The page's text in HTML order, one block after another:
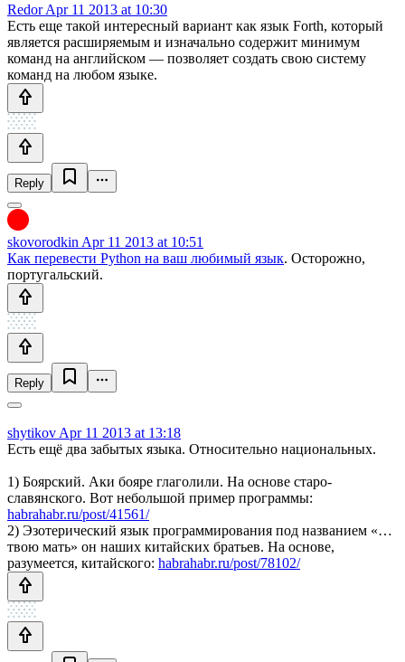
RedorApr 11 2013 at 10:30
Есть еще такой интересный вариант как язык Forth, который
является расширяемым и изначально содержит минимум
команд на английском — позволяет создать свою систему
команд на любом языке.
Reply
skovorodkin Apr 11 2013 at 10:51
Как перевести Python на ваш любимый язык. Осторожно,
португальский.
Reply
shytikov Apr 11 2013 at 13:18
Есть ещё два забытых языка. Относительно национальных.
1) Боярский. Аки бояре глаголили. На основе старо-
славянского. Вот небольшой пример программы:
habrahabr.ru/post/41561/
2) Эзотерический язык программирования под названием «…
твою мать» он наших китайских братьев. На основе,
разумеется, китайского: habrahabr.ru/post/78102/